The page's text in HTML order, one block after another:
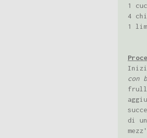
1
4
1
con
di